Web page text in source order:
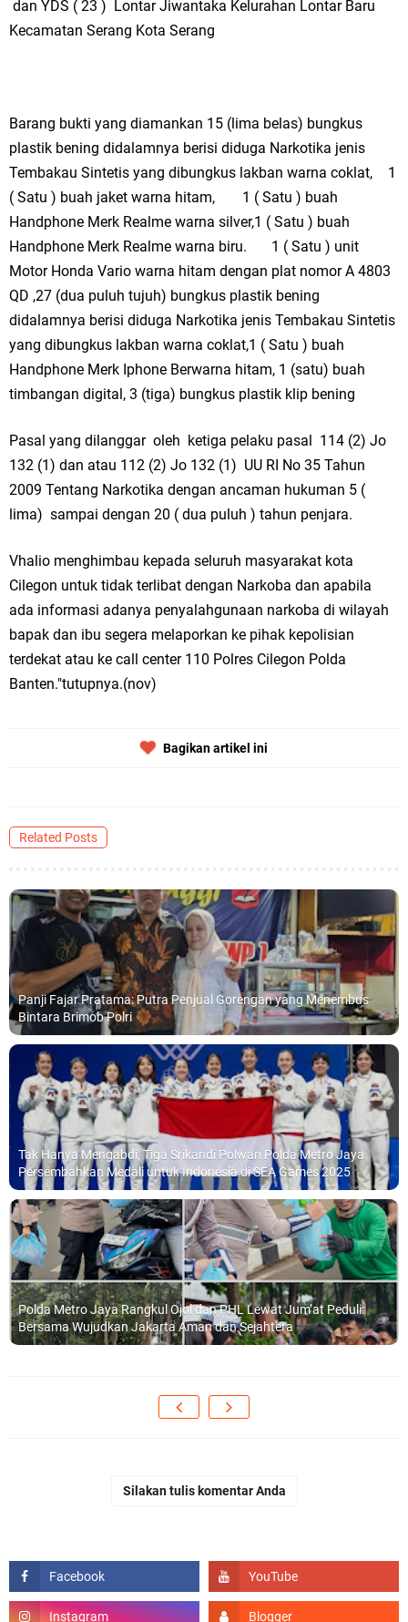
dan YDS ( 23 ) Lontar Jiwantaka Kelurahan Lontar Baru
Kecamatan Serang Kota Serang
Barang bukti yang diamankan 15 (lima belas) bungkus
plastik bening didalamnya berisi diduga Narkotika jenis
Tembakau Sintetis yang dibungkus lakban warna coklat,
1
( Satu ) buah jaket warna hitam,
1 ( Satu ) buah
Handphone Merk Realme warna silver,1 ( Satu ) buah
Handphone Merk Realme warna biru.
1 ( Satu ) unit
Motor Honda Vario warna hitam dengan plat nomor A 4803
QD ,27 (dua puluh tujuh) bungkus plastik bening
didalamnya berisi diduga Narkotika jenis Tembakau Sintetis
yang dibungkus lakban warna coklat,1 ( Satu ) buah
Handphone Merk Iphone Berwarna hitam, 1 (satu) buah
timbangan digital, 3 (tiga) bungkus plastik klip bening
Pasal yang dilanggar oleh ketiga pelaku pasal 114 (2) Jo
132 (1) dan atau 112 (2) Jo 132 (1) UU RI No 35 Tahun
2009 Tentang Narkotika dengan ancaman hukuman 5 (
lima) sampai dengan 20 ( dua puluh ) tahun penjara.
Vhalio menghimbau kepada seluruh masyarakat kota
Cilegon untuk tidak terlibat dengan Narkoba dan apabila
ada informasi adanya penyalahgunaan narkoba di wilayah
bapak dan ibu segera melaporkan ke pihak kepolisian
terdekat atau ke call center 110 Polres Cilegon Polda
Banten."tutupnya.(nov)
Bagikan artikel ini
Related Posts
Panji Fajar Pratama: Putra Penjual Gorengan yang Menembus
Bintara Brimob Polri
Tak Hanya Mengabdi, Tiga Srikandi Polwan Polda Metro Jaya
Persembahkan Medali untuk Indonesia di SEA Games 2025
Polda Metro Jaya Rangkul Ojol dan PHL Lewat Jum’at Peduli:
Bersama Wujudkan Jakarta Aman dan Sejahtera
Silakan tulis komentar Anda